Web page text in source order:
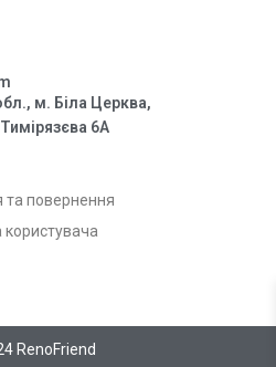
та повернення
користувача
м. Біла Церква,
6А
RenoFriend